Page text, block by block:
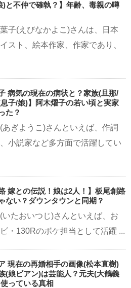
)と不仲で確執？】年齢、毒親の噂
子(えびなかよこ)さんは、日本
スト、絵本作家、作家であり、
病気の現在の病状と？家族(旦那/
子/娘)】阿木燿子の若い頃と実家
た？
あぎようこ)さんといえば、作詞
小説家など多方面で活躍してい
嫁との伝説！娘は2人！】板尾創路
ない？ダウンタウンと同期？
いたおいつじ)さんといえば、お
・130Rのボケ担当として活躍 ...
現在の再婚相手の画像(松本直樹)
(娘ビアン)は芸能人？元夫(大鶴義
っている真相